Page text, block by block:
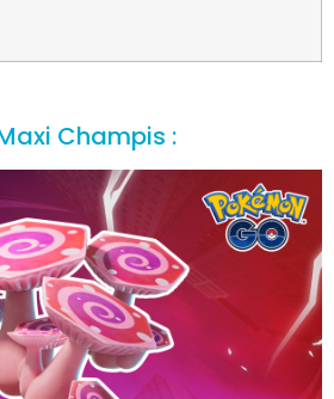
Champis :